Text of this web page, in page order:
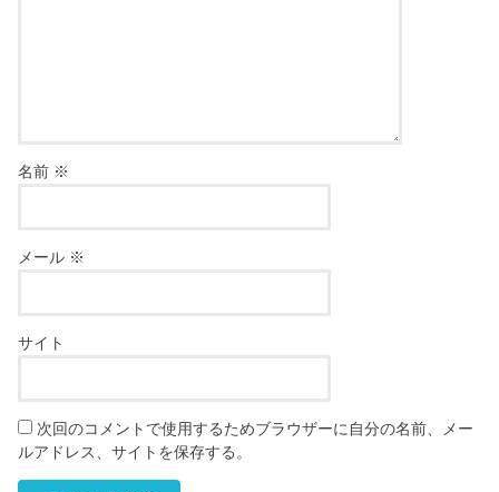
名前 ※
メール ※
サイト
次回のコメントで使用するためブラウザーに自分の名前、メー
ルアドレス、サイトを保存する。